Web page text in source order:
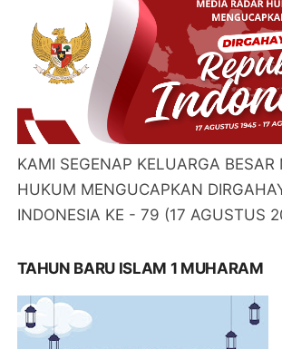
KAMI SEGENAP KELUARGA BESAR
HUKUM MENGUCAPKAN
INDONESIA KE - 79 (17 AGUSTUS
TAHUN BARU ISLAM 1 MUHARAM